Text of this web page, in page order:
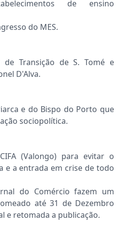
de ensino
do MES.
de Transição de S. Tomé e
D'Alva.
e do Bispo do Porto que
sociopolítica.
(Valongo) para evitar o
e a entrada em crise de todo
do Comércio fazem um
até 31 de Dezembro
e retomada a publicação.